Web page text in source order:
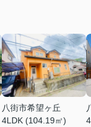
八街市希望ヶ丘
4LDK (104.19㎡)